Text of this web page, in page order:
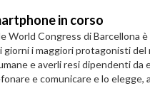
in corso
World Congress di
i maggiori protagonisti
e averli resi dipendenti da
e comunicare e lo